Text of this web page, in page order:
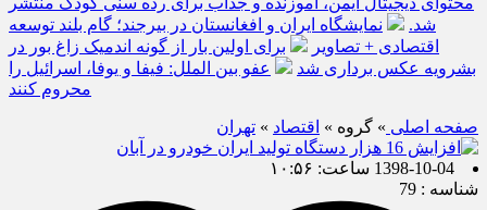
شد.
نمایشگاه ایران و افغانستان در بیرجند؛ گام بلند توسعه
اقتصادی + تصاویر
برای اولین بار از گونه اندمیک زاغ بور در
بشرویه عکس برداری شد
عفو بین الملل: فیفا و یوفا، اسرائیل را
محروم کنند
صفحه اصلی » گروه » اقتصاد » تهران
1398-10-04 ساعت: ۱۰:۵۶
شناسه : 79